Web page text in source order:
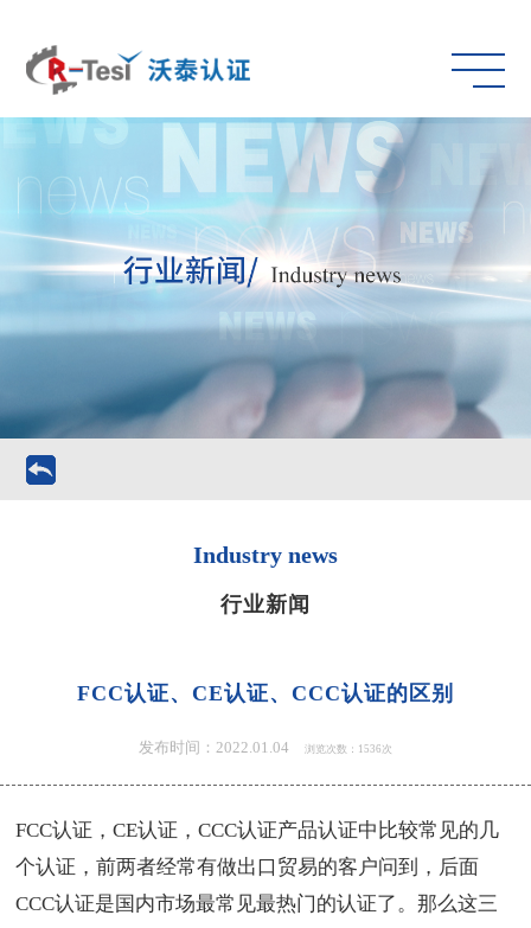
Industry news
行业新闻
FCC认证、CE认证、CCC认证的区别
发布时间：2022.01.04 浏览次数：1536次
FCC认证，CE认证，CCC认证产品认证中比较常见的几
个认证，前两者经常有做出口贸易的客户问到，后面
CCC认证是国内市场最常见最热门的认证了。那么这三